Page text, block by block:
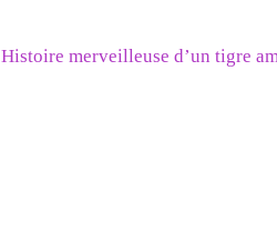
Histoire merveilleuse d’un tigre